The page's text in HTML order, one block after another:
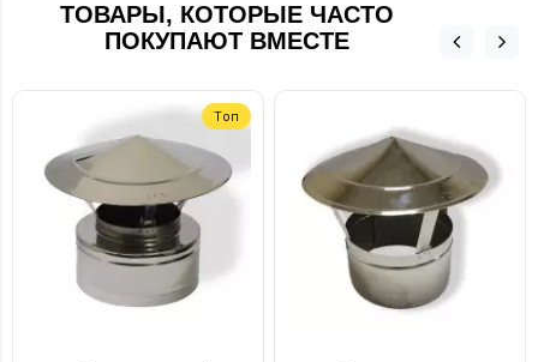
ТОВАРЫ, КОТОРЫЕ ЧАСТО
ПОКУПАЮТ ВМЕСТЕ
Топ